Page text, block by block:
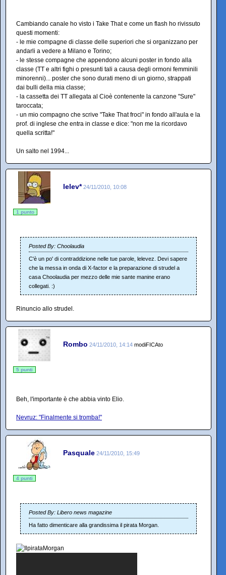
Cambiando canale ho visto i Take That e come un flash ho rivissuto
questi momenti:
- le mie compagne di classe delle superiori che si organizzano per
andarli a vedere a Milano e Torino;
- le stesse compagne che appendono alcuni poster in fondo alla
classe (TT e altri fighi o presunti tali a causa degli ormoni femminili
minorenni)... poster che sono durati meno di un giorno, strappati
dai bulli della mia classe;
- la cassetta dei TT allegata al Cioè contenente la canzone "Sure"
taroccata;
- un mio compagno che scrive "Take That froci" in fondo all'aula e la
prof. di inglese che entra in classe e dice: "non me la ricordavo
quella scritta!"
Un salto nel 1994...
lelev* 24/11/2010, 10:08
1 punto
Posted By: Choolaudia
C'è un po' di contraddizione nelle tue parole, lelevez. Devi sapere
che la messa in onda di X-factor e la preparazione di strudel a
casa Choolaudia per mezzo delle mie sante manine erano
collegati. :)
Rinuncio allo strudel.
Rombo 24/11/2010, 14:14 modiFICAto
5 punti
Beh, l'importante è che abbia vinto Elio.
Nevruz: "Finalmente si tromba!"
Pasquale 24/11/2010, 15:49
4 punti
Posted By: Libero news magazine
Ha fatto dimenticare alla grandissima il pirata Morgan.